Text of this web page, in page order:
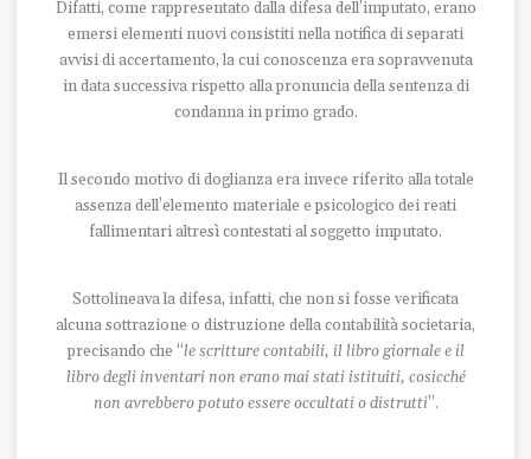
Difatti, come rappresentato dalla difesa dell’imputato, erano
emersi elementi nuovi consistiti nella notifica di separati
avvisi di accertamento, la cui conoscenza era sopravvenuta
in data successiva rispetto alla pronuncia della sentenza di
condanna in primo grado.
Il secondo motivo di doglianza era invece riferito alla totale
assenza dell’elemento materiale e psicologico dei reati
fallimentari altresì contestati al soggetto imputato.
Sottolineava la difesa, infatti, che non si fosse verificata
alcuna sottrazione o distruzione della contabilità societaria,
precisando che “le scritture contabili, il libro giornale e il
libro degli inventari non erano mai stati istituiti, cosicché
non avrebbero potuto essere occultati o distrutti”.